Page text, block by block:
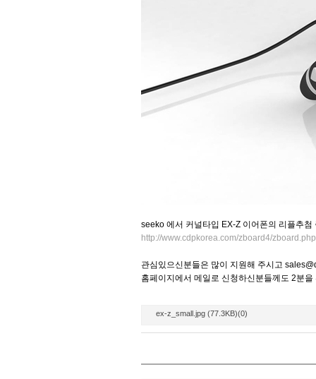
seeko 에서 커널타입 EX-Z 이어폰의 리플추
http://www.cdpkorea.com/zboard4/
관심있으신분들은 많이 지원해 주시고
홈페이지에서 메일로 신청하신분들께도 2분
ex-z_small.jpg (77.3KB)(0)